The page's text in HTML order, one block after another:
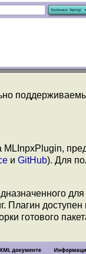
и GitHub). Для
Плагин доступен
готового